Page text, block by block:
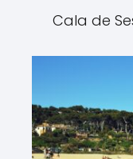
Cala de